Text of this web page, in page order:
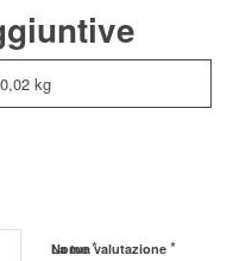
0,02 kg
Nome*
La tua valutazione *